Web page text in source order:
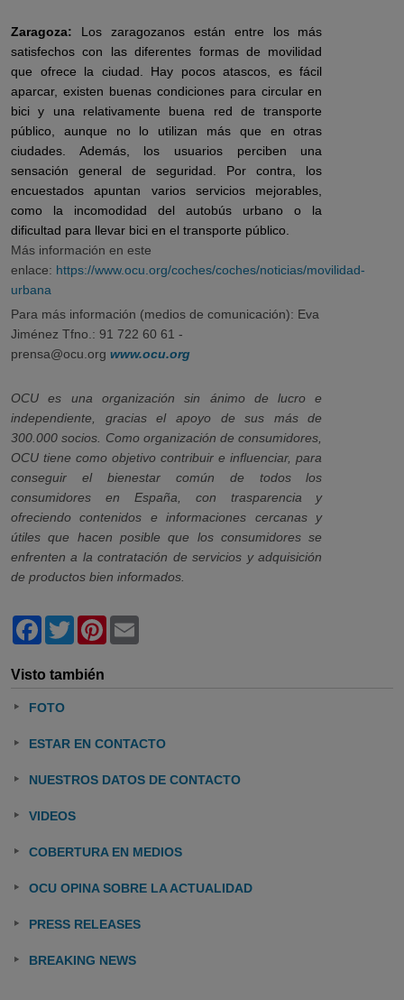
Zaragoza: Los zaragozanos están entre los más
satisfechos con las diferentes formas de movilidad
que ofrece la ciudad. Hay pocos atascos, es fácil
aparcar, existen buenas condiciones para circular en
bici y una relativamente buena red de transporte
público, aunque no lo utilizan más que en otras
ciudades. Además, los usuarios perciben una
sensación general de seguridad. Por contra, los
encuestados apuntan varios servicios mejorables,
como la incomodidad del autobús urbano o la
dificultad para llevar bici en el transporte público.
Más información en este
enlace: https://www.ocu.org/coches/coches/noticias/movilidad-
urbana
Para más información (medios de comunicación): Eva
Jiménez Tfno.: 91 722 60 61 -
prensa@ocu.org www.ocu.org
OCU es una organización sin ánimo de lucro e
independiente, gracias el apoyo de sus más de
300.000 socios. Como organización de consumidores,
OCU tiene como objetivo contribuir e influenciar, para
conseguir el bienestar común de todos los
consumidores en España, con trasparencia y
ofreciendo contenidos e informaciones cercanas y
útiles que hacen posible que los consumidores se
enfrenten a la contratación de servicios y adquisición
de productos bien informados.
Facebook
TwitterPinterest
Visto también
FOTO
ESTAR EN CONTACTO
NUESTROS DATOS DE CONTACTO
VIDEOS
COBERTURA EN MEDIOS
OCU OPINA SOBRE LA ACTUALIDAD
PRESS RELEASES
BREAKING NEWS